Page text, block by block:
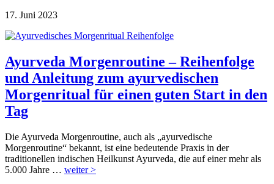
17. Juni 2023
Ayurveda Morgenroutine – Reihenfolge
und Anleitung zum ayurvedischen
Morgenritual für einen guten Start in den
Tag
Die Ayurveda Morgenroutine, auch als „ayurvedische
Morgenroutine“ bekannt, ist eine bedeutende Praxis in der
traditionellen indischen Heilkunst Ayurveda, die auf einer mehr als
5.000 Jahre … weiter >